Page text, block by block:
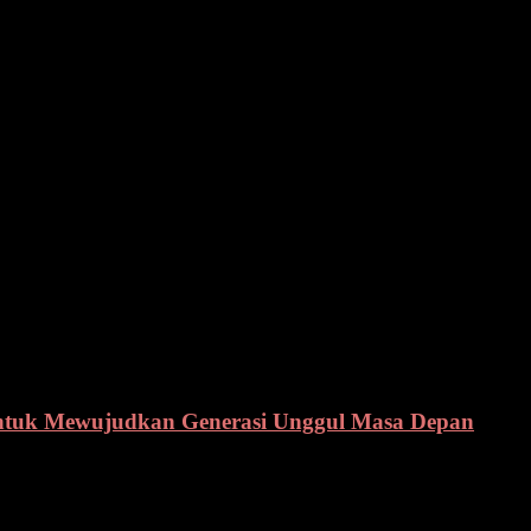
Mewujudkan Generasi Unggul Masa Depan